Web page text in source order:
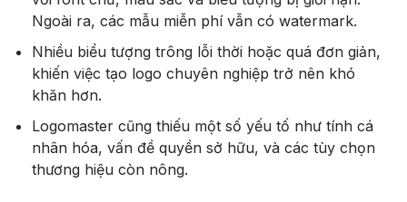
Ngoài ra, các mẫu miễn phí vẫn có watermark.
Nhiều biểu tượng trông lỗi thời hoặc quá đơn giản,
khiến việc tạo logo chuyên nghiệp trở nên khó
khăn hơn.
Logomaster cũng thiếu một số yếu tố như tính cá
nhân hóa, vấn đề quyền sở hữu, và các tùy chọn
thương hiệu còn nông.